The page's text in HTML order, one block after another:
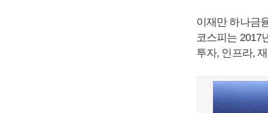
이재만 하나금
코스피는 2017
투자, 인프라,